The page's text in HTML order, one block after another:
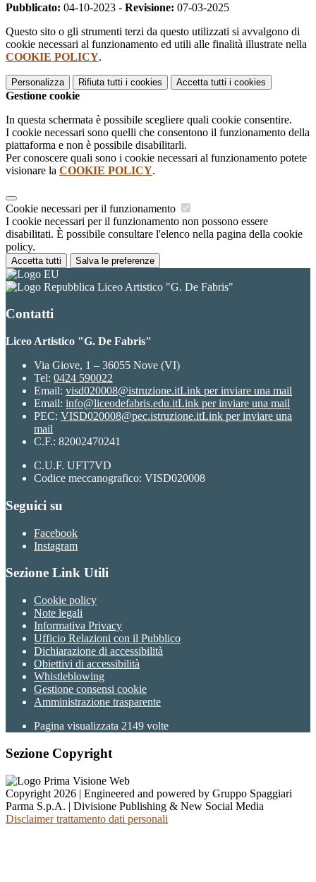
Pubblicato: 04-10-2023 - Revisione: 07-03-2025
Questo sito o gli strumenti terzi da questo utilizzati si avvalgono di
cookie necessari al funzionamento ed utili alle finalità illustrate nella
COOKIE POLICY.
Personalizza Rifiuta tutti i cookies Accetta tutti i cookies
Gestione cookie
In questa schermata è possibile scegliere quali cookie consentire.
I cookie necessari sono quelli che consentono il funzionamento della
piattaforma e non è possibile disabilitarli.
Per conoscere quali sono i cookie necessari al funzionamento potete
visionare la COOKIE POLICY.
Cookie necessari per il funzionamento
I cookie necessari per il funzionamento non possono essere
disabilitati. È possibile consultare l'elenco nella pagina della cookie
policy.
Accetta tutti Salva le preferenze
Liceo Artistico "G. De Fabris"
Contatti
Liceo Artistico "G. De Fabris"
Via Giove, 1 – 36055 Nove (VI)
Tel: 0424 590022
Email: visd020008@istruzione.itLink per inviare una mail
Email: info@liceodefabris.edu.itLink per inviare una mail
PEC: VISD020008@pec.istruzione.itLink per inviare una
mail
C.F.: 82002470241
C.U.F. UFT7VD
Codice meccanografico: VISD020008
Seguici su
Facebook
Instagram
Sezione Link Utili
Cookie policy
Note legali
Informativa Privacy
Ufficio Relazioni con il Pubblico
Dichiarazione di accessibilità
Obiettivi di accessibilità
Whistleblowing
Gestione consensi cookie
Amministrazione trasparente
Pagina visualizzata 2149 volte
Sezione Copyright
Copyright 2026 | Engineered and powered by Gruppo Spaggiari
Parma S.p.A. | Divisione Publishing & New Social Media
Disclaimer trattamento dati personali